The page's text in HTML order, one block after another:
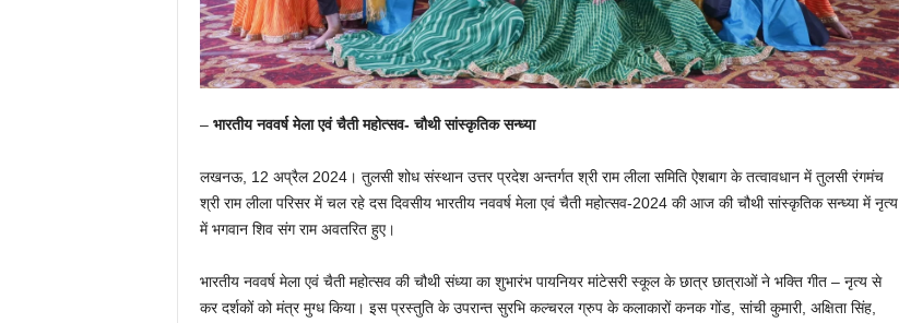
–भारतीय नववर्ष मेला एवं चैती महोत्सव- चौथी सांस्कृतिक सन्ध्या
लखनऊ, 12 अप्रैल 2024। तुलसी शोध संस्थान उत्तर प्रदेश अन्तर्गत श्री राम लीला समिति ऐशबाग के तत्वावधान में तुलसी रंगमंच
श्री राम लीला परिसर में चल रहे दस दिवसीय भारतीय नववर्ष मेला एवं चैती महोत्सव-2024 की आज की चौथी सांस्कृतिक सन्ध्या में नृत्य
में भगवान शिव संग राम अवतरित हुए।
भारतीय नववर्ष मेला एवं चैती महोत्सव की चौथी संध्या का शुभारंभ पायनियर मांटेसरी स्कूल के छात्र छात्राओं ने भक्ति गीत – नृत्य से
कर दर्शकों को मंत्र मुग्ध किया। इस प्रस्तुति के उपरान्त सुरभि कल्चरल ग्रुप के कलाकारों कनक गोंड, सांची कुमारी, अक्षिता सिंह,